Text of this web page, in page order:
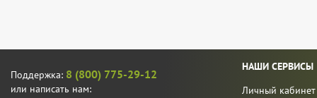
Поддержка: 8 (800) 775-29-12
или написать нам:
НАШИ СЕРВИСЫ
Личный кабинет